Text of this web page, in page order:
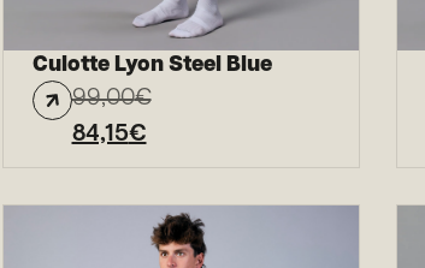
Culotte Lyon Steel Blue
99,00€
84,15€